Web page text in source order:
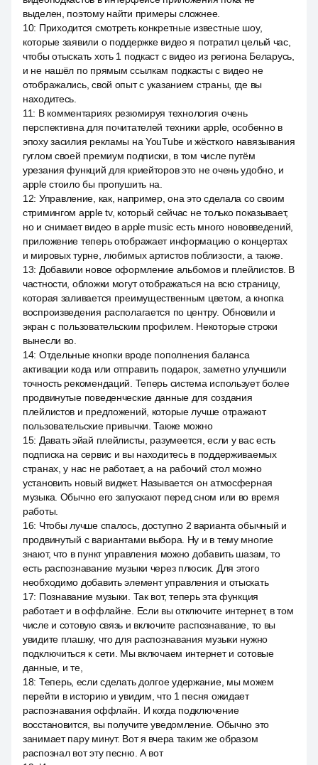
выделен, поэтому найти примеры сложнее.
10: Приходится смотреть конкретные известные шоу,
которые заявили о поддержке видео я потратил целый час,
чтобы отыскать хоть 1 подкаст с видео из региона Беларусь,
и не нашёл по прямым ссылкам подкасты с видео не
отображались, свой опыт с указанием страны, где вы
находитесь.
11: В комментариях резюмируя технология очень
перспективна для почитателей техники apple, особенно в
эпоху засилия рекламы на YouTube и жёсткого навязывания
гуглом своей премиум подписки, в том числе путём
урезания функций для криейторов это не очень удобно, и
apple стоило бы пропушить на.
12: Управление, как, например, она это сделала со своим
стримингом apple tv, который сейчас не только показывает,
но и снимает видео в apple music есть много нововведений,
приложение теперь отображает информацию о концертах
и мировых турне, любимых артистов поблизости, а также.
13: Добавили новое оформление альбомов и плейлистов. В
частности, обложки могут отображаться на всю страницу,
которая заливается преимущественным цветом, а кнопка
воспроизведения располагается по центру. Обновили и
экран с пользовательским профилем. Некоторые строки
вынесли во.
14: Отдельные кнопки вроде пополнения баланса
активации кода или отправить подарок, заметно улучшили
точность рекомендаций. Теперь система использует более
продвинутые поведенческие данные для создания
плейлистов и предложений, которые лучше отражают
пользовательские привычки. Также можно
15: Давать эйай плейлисты, разумеется, если у вас есть
подписка на сервис и вы находитесь в поддерживаемых
странах, у нас не работает, а на рабочий стол можно
установить новый виджет. Называется он атмосферная
музыка. Обычно его запускают перед сном или во время
работы.
16: Чтобы лучше спалось, доступно 2 варианта обычный и
продвинутый с вариантами выбора. Ну и в тему многие
знают, что в пункт управления можно добавить шазам, то
есть распознавание музыки через плюсик. Для этого
необходимо добавить элемент управления и отыскать
17: Познавание музыки. Так вот, теперь эта функция
работает и в оффлайне. Если вы отключите интернет, в том
числе и сотовую связь и включите распознавание, то вы
увидите плашку, что для распознавания музыки нужно
подключиться к сети. Мы включаем интернет и сотовые
данные, и те,
18: Теперь, если сделать долгое удержание, мы можем
перейти в историю и увидим, что 1 песня ожидает
распознавания оффлайн. И когда подключение
восстановится, вы получите уведомление. Обычно это
занимает пару минут. Вот я вчера таким же образом
распознал вот эту песню. А вот